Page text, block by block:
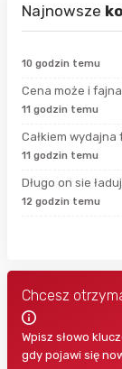
Najnowsze
10 godzin temu
Cena może i
11 godzin temu
Całkiem wydajna
11 godzin temu
Długo on sie
12 godzin temu
Chcesz
Wpisz słowo
gdy pojawi się